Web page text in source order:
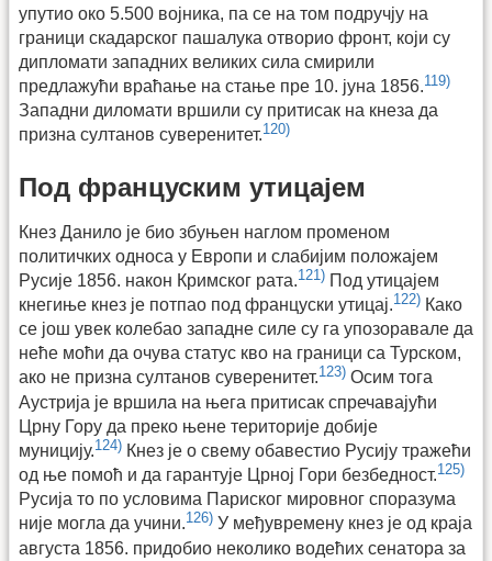
упутио око 5.500 војника, па се на том подручју на
граници скадарског пашалука отворио фронт, који су
дипломати западних великих сила смирили
предлажући враћање на стање пре 10. јуна 1856.119)
Западни диломати вршили су притисак на кнеза да
призна султанов суверенитет.120)
Под француским утицајем
Кнез Данило је био збуњен наглом променом
политичких односа у Европи и слабијим положајем
Русије 1856. након Кримског рата.121) Под утицајем
кнегиње кнез је потпао под француски утицај.122) Како
се још увек колебао западне силе су га упозоравале да
неће моћи да очува статус кво на граници са Турском,
ако не призна султанов суверенитет.123) Осим тога
Аустрија је вршила на њега притисак спречавајући
Црну Гору да преко њене територије добије
муницију.124) Кнез је о свему обавестио Русију тражећи
од ње помоћ и да гарантује Црној Гори безбедност.125)
Русија то по условима Париског мировног споразума
није могла да учини.126) У међувремену кнез је од краја
августа 1856. придобио неколико водећих сенатора за